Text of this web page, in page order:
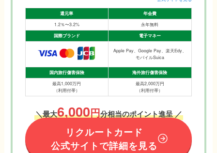
還元率
年会費
1.2％〜3.2%
永年無料
国際ブランド
電子マネー
Apple Pay、Google Pay、楽天Edy、
モバイルSuica
国内旅行傷害保険
海外旅行傷害保険
最高1,000万円
（利用付帯）
最高2,000万円
（利用付帯）
＼最大6,000円分相当のポイント進呈 ／
リクルートカード
公式サイトで詳細を見る